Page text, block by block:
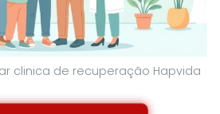
clinica de recuperação Hapvida